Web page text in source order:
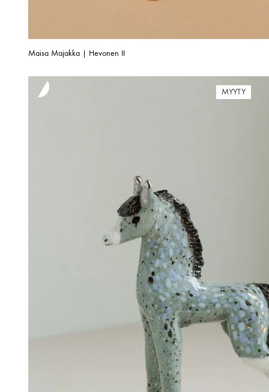
Maisa Majakka | Hevonen II
MYYTY